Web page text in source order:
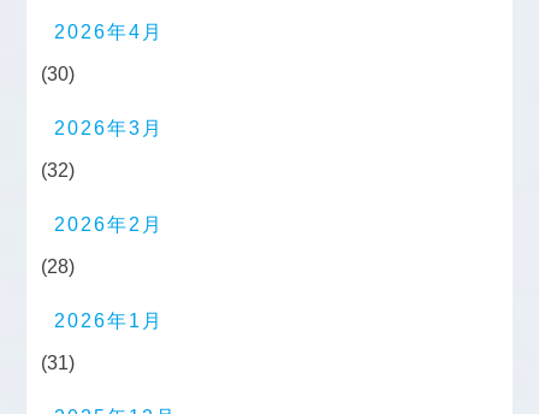
2026年4月
(30)
2026年3月
(32)
2026年2月
(28)
2026年1月
(31)